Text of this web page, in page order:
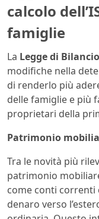
calcolo
famiglie
La Legge di
modifiche nella
di renderlo più
delle famiglie e più
proprietari della
Patrimonio
Tra le novità più
patrimonio
come conti correnti
denaro verso